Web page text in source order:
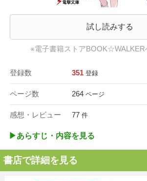
試し読みする
※電子書籍ストアBOOK☆WALKER
登録数 351 登録
ページ数 264 ページ
感想・レビュー 77 件
▶︎あらすじ・内容を見る
書店で詳細を見る